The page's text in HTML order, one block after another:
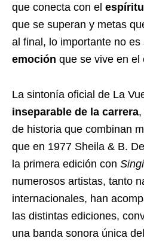
que conecta con el
que se superan y metas
al final, lo importante no
emoción que se vive en el
La sintonía oficial de La
inseparable de la carrera
de historia que combinan
que en 1977 Sheila & B.
la primera edición con
numerosos artistas, tanto
internacionales, han
las distintas ediciones,
una banda sonora única